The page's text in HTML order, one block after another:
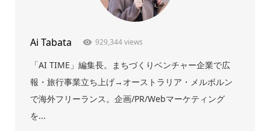
Ai Tabata 929,344 views
「AI TIME」編集長。まちづくりベンチャー企業で広
報・旅行事業立ち上げ→オーストラリア・メルボルン
で海外フリーランス。企画/PR/Webマーケティング
を...